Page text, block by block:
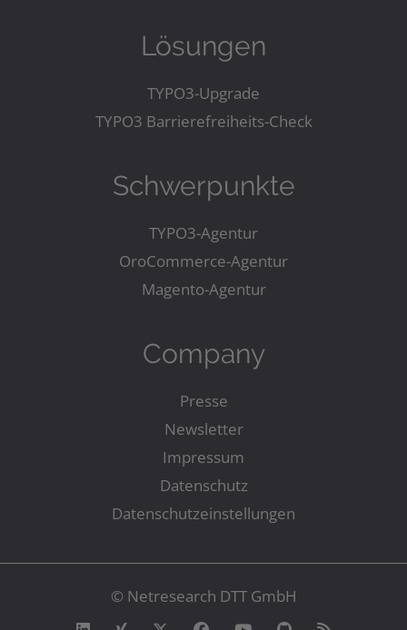
Lösungen
TYPO3-Upgrade
TYPO3 Barrierefreiheits-Check
Schwerpunkte
TYPO3-Agentur
OroCommerce-Agentur
Magento-Agentur
Company
Presse
Newsletter
Impressum
Datenschutz
Datenschutzeinstellungen
© Netresearch DTT GmbH